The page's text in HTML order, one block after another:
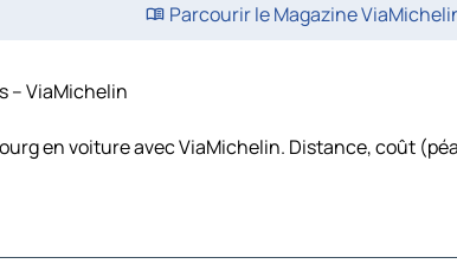
Parcourir le Magazine
– ViaMichelin
en voiture avec ViaMichelin. Distance, coût